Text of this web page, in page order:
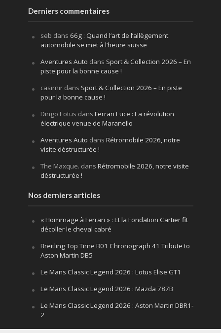
Derniers commentaires
seb dans 66g : Quand l’art de l’allègement
automobile se met à l’heure suisse
Aventures Auto dans Sport & Collection 2026 – En
piste pour la bonne cause !
casimirdans Sport & Collection 2026 – En piste
pour la bonne cause !
Dingo Lotus dans Ferrari Luce : La révolution
électrique venue de Maranello
Aventures Auto dans Rétromobile 2026, notre
visite déstructurée !
The Maxque. dans Rétromobile 2026, notre visite
déstructurée !
Nos derniers articles
« Hommage à Ferrari » : Et la Fondation Cartier fit
décoller le cheval cabré
Breitling Top Time B01 Chronograph 41 Tribute to
Aston Martin DB5
Le Mans Classic Legend 2026 : Lotus Elise GT1
Le Mans Classic Legend 2026 : Mazda 787B
Le Mans Classic Legend 2026 : Aston Martin DBR1-
2